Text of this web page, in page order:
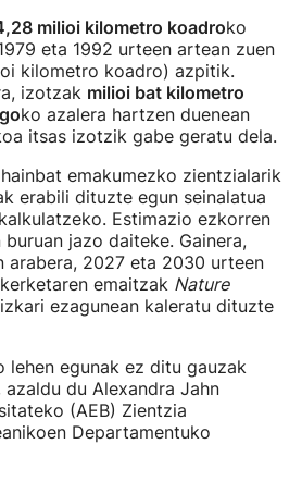
milioi kilometro koadroko
eta 1992 urteen artean zuen
kilometro koadro) azpitik.
izotzak milioi bat kilometro
ko azalera hartzen duenean
itsas izotzik gabe geratu dela.
emakumezko zientzialarik
erabili dituzte egun seinalatua
Estimazio ezkorren
jazo daiteke. Gainera,
arabera, 2027 eta 2030 urteen
emaitzak Nature
ezagunean kaleratu dituzte
lehen egunak ez ditu gauzak
du Alexandra Jahn
(AEB) Zientzia
Departamentuko